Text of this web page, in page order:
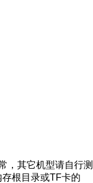
，其它机型请自行测
根目录或TF卡的